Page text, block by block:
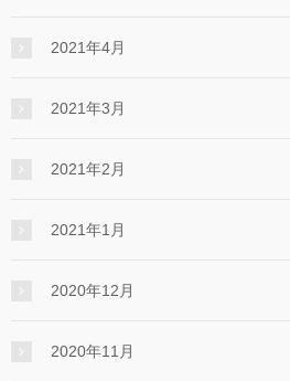
2021年4月
2021年3月
2021年2月
2021年1月
2020年12月
2020年11月